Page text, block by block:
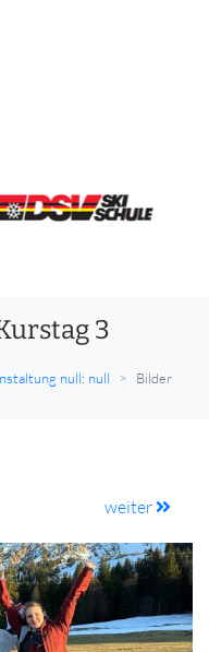
3
null: null Bilder
weiter